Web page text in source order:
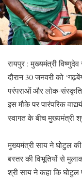
रायपुर : मुख्यमंत्री
दौरान 30 जनवरी को
परंपराओं और लोक-संस्कृति
इस मौके पर पारंपरिक
स्वागत के बीच मुख्यमंत्री
मुख्यमंत्री साय ने घोटुल
बस्तर की विभूतियों से
श्री साय ने कहा कि